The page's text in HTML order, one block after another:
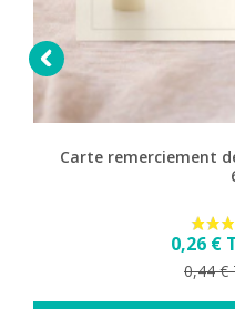

Carte remerciement
0,26 €
Prix
0,44 €